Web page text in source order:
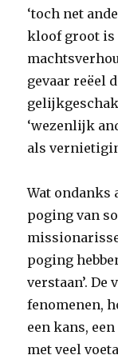
‘toch net
kloof groot is
gevaar reëel
‘wezenlijk
als
Wat ondanks
poging van
poging
verstaan’.
fenomenen,
een kans,
met veel